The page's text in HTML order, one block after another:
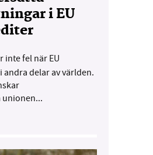
i EU
inte fel när EU
delar av världen.